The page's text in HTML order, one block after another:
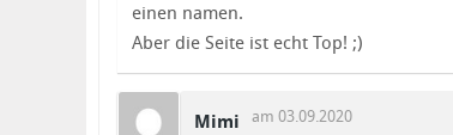
einen namen.
Aber die Seite ist echt Top! ;)
Mimi am 03.09.2020